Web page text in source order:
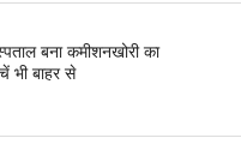
बना कमीशनखोरी का
भी बाहर से